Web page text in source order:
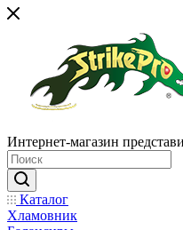
Интернет-магазин
Каталог
Хламовник